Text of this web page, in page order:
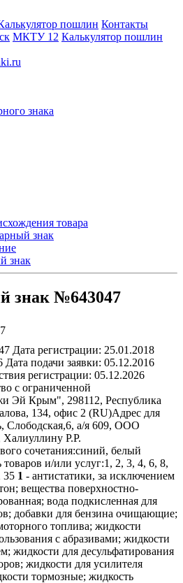
пошлин Контакты
МКТУ 12 Калькулятор пошлин
знака
товара
знак
знак
знак №643047
Дата регистрации: 25.01.2018
Дата подачи заявки: 05.12.2016
регистрации: 05.12.2026
с ограниченной
Эй Крым", 298112, Республика
134, офис 2 (RU)Адрес для
Слободская,6, а/я 609, ООО
Р.Р.
сочетания:синий, белый
и/или услуг:1, 2, 3, 4, 6, 8,
35 1 - антистатики, за исключением
вещества поверхностно-
вода подкисленная для
добавки для бензина очищающие;
топлива; жидкости
с абразивами; жидкости
жидкости для десульфатирования
жидкости для усилителя
тормозные; жидкость